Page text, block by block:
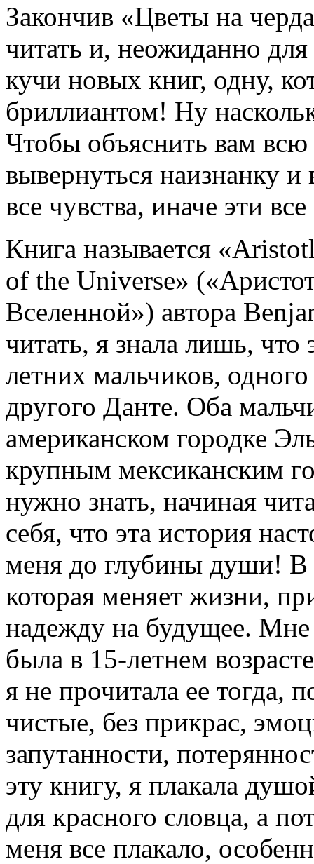
Закончив «Цветы на
читать и, неожиданно
кучи новых книг, одну,
бриллиантом! Ну
Чтобы объяснить вам
вывернуться наизнанку
все чувства, иначе эти
Книга называется
of the Universe»
Вселенной») автора
читать, я знала лишь,
летних мальчиков,
другого Данте. Оба
американском городке
крупным мексиканским
нужно знать, начиная
себя, что эта история
меня до глубины души! В
которая меняет жизни,
надежду на будущее. Мне
была в 15-летнем
я не прочитала ее тогда,
чистые, без прикрас,
запутанности,
эту книгу, я плакала
для красного словца, а
меня все плакало,